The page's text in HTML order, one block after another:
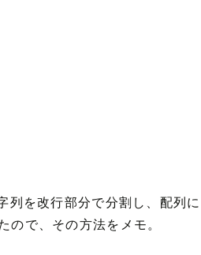
列を改行部分で分割し、配列に
ので、その方法をメモ。